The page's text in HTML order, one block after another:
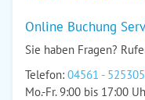
Online Buchung
Sie haben Fragen?
Telefon: 04561 -
Mo.-Fr. 9:00 bis 17:00